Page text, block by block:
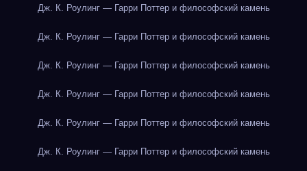
Дж. К. Роулинг — Гарри Поттер и философский камень
Дж. К. Роулинг — Гарри Поттер и философский камень
Дж. К. Роулинг — Гарри Поттер и философский камень
Дж. К. Роулинг — Гарри Поттер и философский камень
Дж. К. Роулинг — Гарри Поттер и философский камень
Дж. К. Роулинг — Гарри Поттер и философский камень